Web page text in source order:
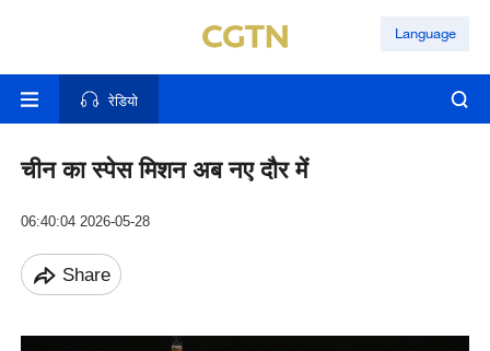
Language
रेडियो
चीन का स्पेस मिशन अब नए दौर में
06:40:04 2026-05-28
Share